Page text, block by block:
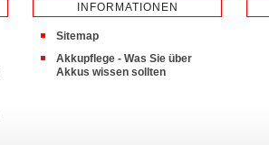
INFORMATIONEN
Sitemap
Akkupflege - Was Sie über
Akkus wissen sollten